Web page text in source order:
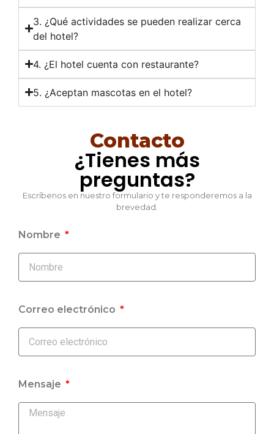
3. ¿Qué actividades se pueden realizar cerca
del hotel?
4. ¿El hotel cuenta con restaurante?
5. ¿Aceptan mascotas en el hotel?
Contacto
¿Tienes más
preguntas?
Escríbenos en nuestro formulario y te responderemos a la
brevedad.
Nombre
Correo electrónico
Mensaje